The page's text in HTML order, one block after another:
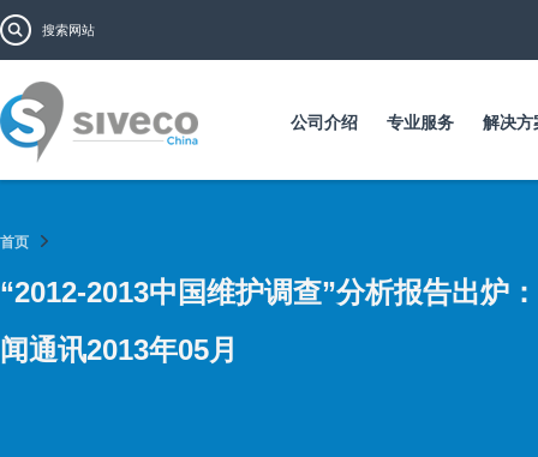
到
要
内
搜索表单
公司介绍 专业服务 解决方
首页
“2012-2013中国维护调查”分析报告出炉
闻通讯2013年05月